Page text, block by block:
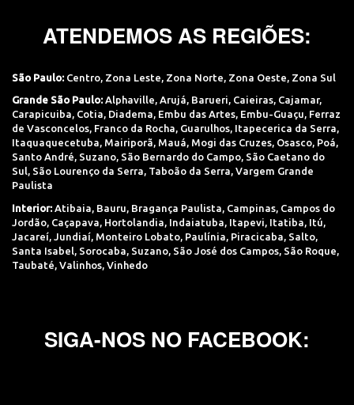
ATENDEMOS AS REGIÕES:
São Paulo: Centro Zona Leste Zona Norte Zona Oeste Zona Sul
Grande São Paulo: Alphaville, Arujá, Barueri, Caieiras, Cajamar,
Carapicuiba, Cotia, Diadema, Embu das Artes, Embu-Guaçu, Ferraz
de Vasconcelos, Franco da Rocha, Guarulhos, Itapecerica da Serra,
Itaquaquecetuba, Mairiporã, Mauá, Mogi das Cruzes, Osasco, Poá,
Santo André, Suzano, São Bernardo do Campo, São Caetano do
Sul, São Lourenço da Serra, Taboão da Serra, Vargem Grande
Paulista
Interior: Atibaia Bauru Bragança Paulista Campinas Campos do
Jordão Caçapava Hortolandia Indaiatuba Itapevi Itatiba Itú
Jacareí
Jundiaí Monteiro Lobato Paulínia Piracicaba Salto
Santa Isabel Sorocaba Suzano São José dos Campos São Roque
Taubaté Valinhos Vinhedo
SIGA-NOS NO FACEBOOK: